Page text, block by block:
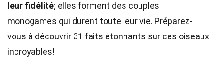
leur fidélité; elles forment des couples
monogames qui durent toute leur vie. Préparez-
vous à découvrir 31 faits étonnants sur ces oiseaux
incroyables!